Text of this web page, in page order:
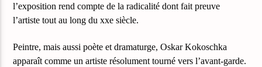
l’exposition rend compte de la radicalité dont fait preuve
l’artiste tout au long du xxe siècle.
Peintre, mais aussi poète et dramaturge, Oskar Kokoschka
apparaîtcomme un artiste résolument tourné vers l’avant-garde.